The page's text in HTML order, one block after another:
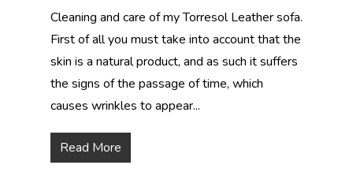
Cleaning and care of my Torresol Leather sofa.
First of all you must take into account that the
skin is a natural product, and as such it suffers
the signs of the passage of time, which
causes wrinkles to appear...
Read More